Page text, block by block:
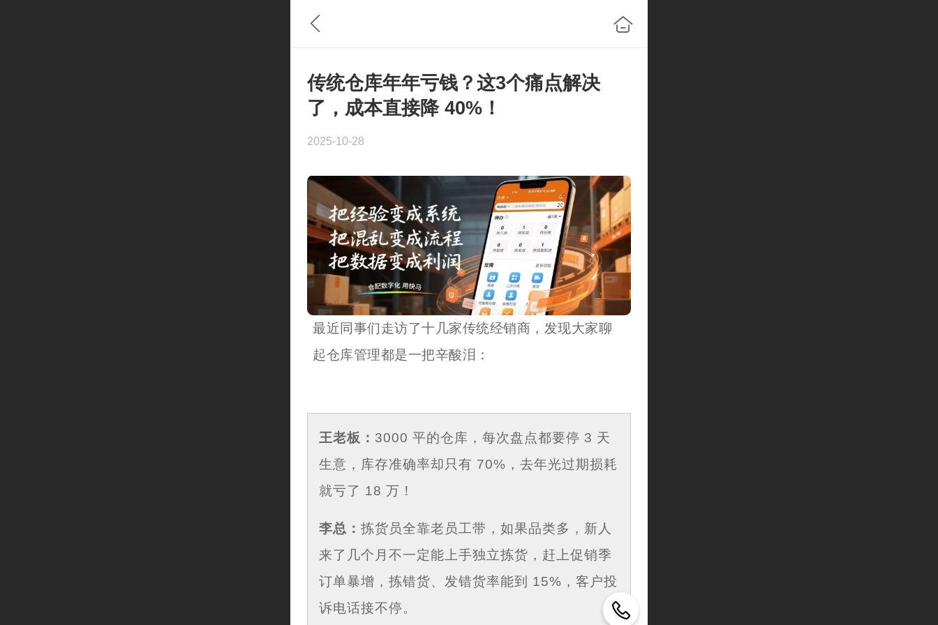
传统仓库年年亏钱？这3个痛点解决
了，成本直接降 40%！
2025-10-28
最近同事们走访了十几家传统经销商，发现大家聊
起仓库管理都是一把辛酸泪：
王老板： 3000 平的仓库，每次盘点都要停 3 天
生意，库存准确率却只有 70%，去年光过期损耗
就亏了 18 万！
李总： 拣货员全靠老员工带，如果品类多，新人
来了几个月不一定能上手独立拣货，赶上促销季
订单暴增，拣错货、发错货率能到 15%，客户投
诉电话接不停。